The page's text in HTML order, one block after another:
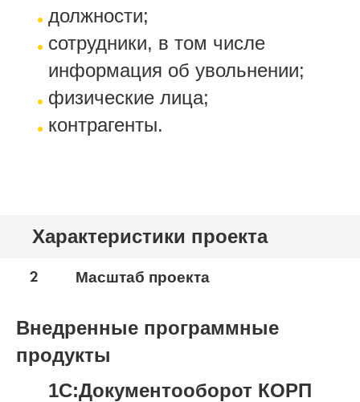
должности;
сотрудники, в том числе
информация об увольнении;
физические лица;
контрагенты.
Характеристики проекта
2 Масштаб проекта
Внедренные программные
продукты
1С:Документооборот КОРП